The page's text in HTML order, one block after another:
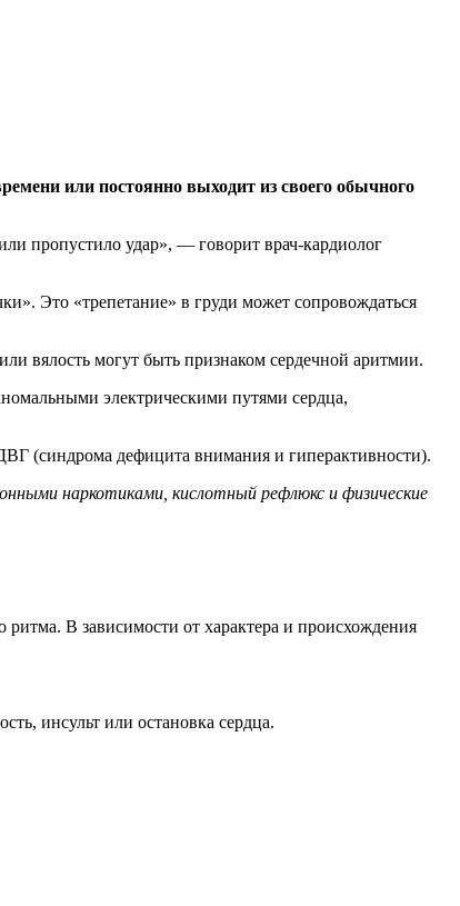
или постоянно выходит из своего обычного
Это «трепетание» в груди может сопровождаться
вялость могут быть признаком сердечной аритмии.
(синдрома дефицита внимания и гиперактивности).
наркотиками, кислотный рефлюкс и физические
ритма. В зависимости от характера и происхождения
инсульт или остановка сердца.